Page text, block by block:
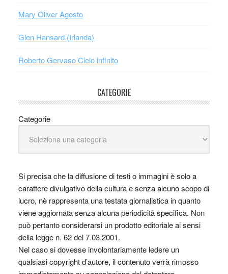
Mary Oliver Agosto
Glen Hansard (Irlanda)
Roberto Gervaso Cielo infinito
CATEGORIE
Categorie
Si precisa che la diffusione di testi o immagini è solo a
carattere divulgativo della cultura e senza alcuno scopo di
lucro, nè rappresenta una testata giornalistica in quanto
viene aggiornata senza alcuna periodicità specifica. Non
può pertanto considerarsi un prodotto editoriale ai sensi
della legge n. 62 del 7.03.2001.
Nel caso si dovesse involontariamente ledere un
qualsiasi copyright d’autore, il contenuto verrà rimosso